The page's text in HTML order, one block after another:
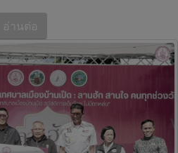
อ่านต่อ